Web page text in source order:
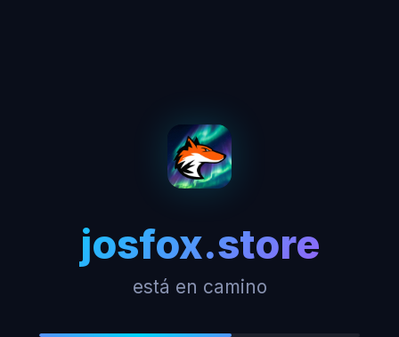
josfox.store
está en camino